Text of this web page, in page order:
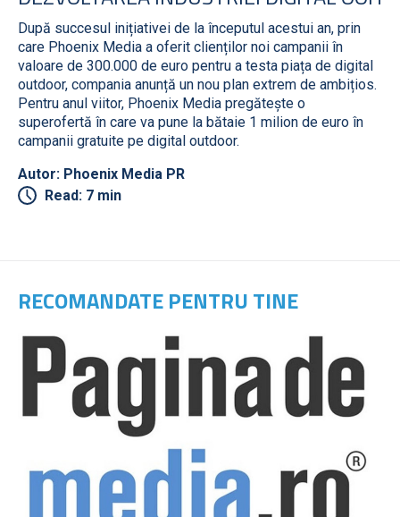
După succesul inițiativei de la începutul acestui an, prin
care Phoenix Media a oferit clienților noi campanii în
valoare de 300.000 de euro pentru a testa piața de digital
outdoor, compania anunță un nou plan extrem de ambițios.
Pentru anul viitor, Phoenix Media pregătește o
superofertă în care va pune la bătaie 1 milion de euro în
campanii gratuite pe digital outdoor.
Autor: Phoenix Media PR
Read: 7 min
RECOMANDATE PENTRU TINE